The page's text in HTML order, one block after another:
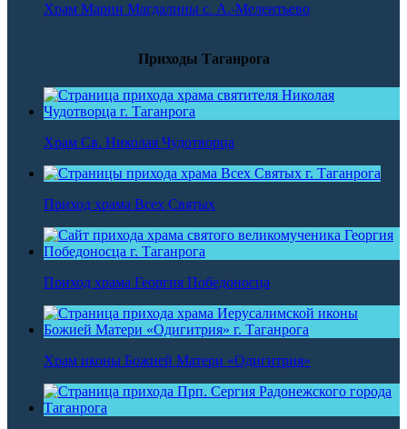
Храм Марии Магдалины с. А.-Мелентьево
Приходы Таганрога
Храм Св. Николая Чудотворца
Приход храма Всех Святых
Приход храма Георгия Победоносца
Храм иконы Божией Матери «Одигитрия»